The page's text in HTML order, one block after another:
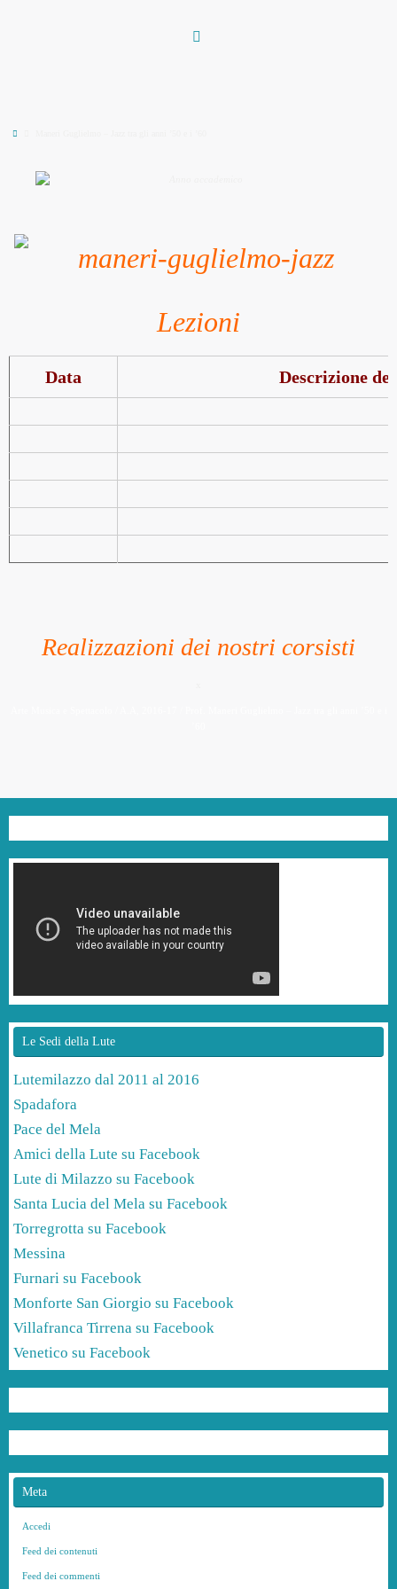
Lezioni
Data Descrizione
Realizzazioni dei nostri corsisti
Le Sedi della Lute
Lutemilazzo dal 2011 al 2016
Spadafora
Pace del Mela
Amici della Lute su Facebook
Lute di Milazzo su Facebook
Santa Lucia del Mela su Facebook
Torregrotta su Facebook
Messina
Furnari su Facebook
Monforte San Giorgio su Facebook
Villafranca Tirrena su Facebook
Venetico su Facebook
Meta
Accedi
Feed dei contenuti
Feed dei commenti